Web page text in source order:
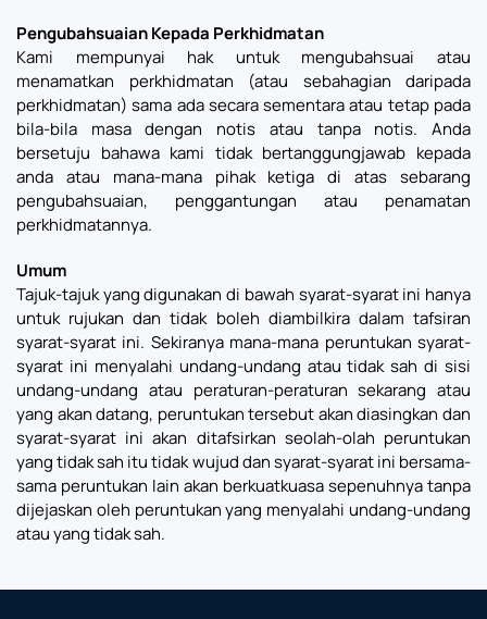
Pengubahsuaian Kepada Perkhidmatan
Kami mempunyai hak untuk mengubahsuai atau
menamatkan perkhidmatan (atau sebahagian daripada
perkhidmatan) sama ada secara sementara atau tetap pada
bila-bila masa dengan notis atau tanpa notis. Anda
bersetuju bahawa kami tidak bertanggungjawab kepada
anda atau mana-mana pihak ketiga di atas sebarang
pengubahsuaian, penggantungan atau penamatan
perkhidmatannya.
Umum
Tajuk-tajuk yang digunakan di bawah syarat-syarat ini hanya
untuk rujukan dan tidak boleh diambilkira dalam tafsiran
syarat-syarat ini. Sekiranya mana-mana peruntukan syarat-
syarat ini menyalahi undang-undang atau tidak sah di sisi
undang-undang atau peraturan-peraturan sekarang atau
yang akan datang, peruntukan tersebut akan diasingkan dan
syarat-syarat ini akan ditafsirkan seolah-olah peruntukan
yang tidak sah itu tidak wujud dan syarat-syarat ini bersama-
sama peruntukan lain akan berkuatkuasa sepenuhnya tanpa
dijejaskan oleh peruntukan yang menyalahi undang-undang
atau yang tidak sah.